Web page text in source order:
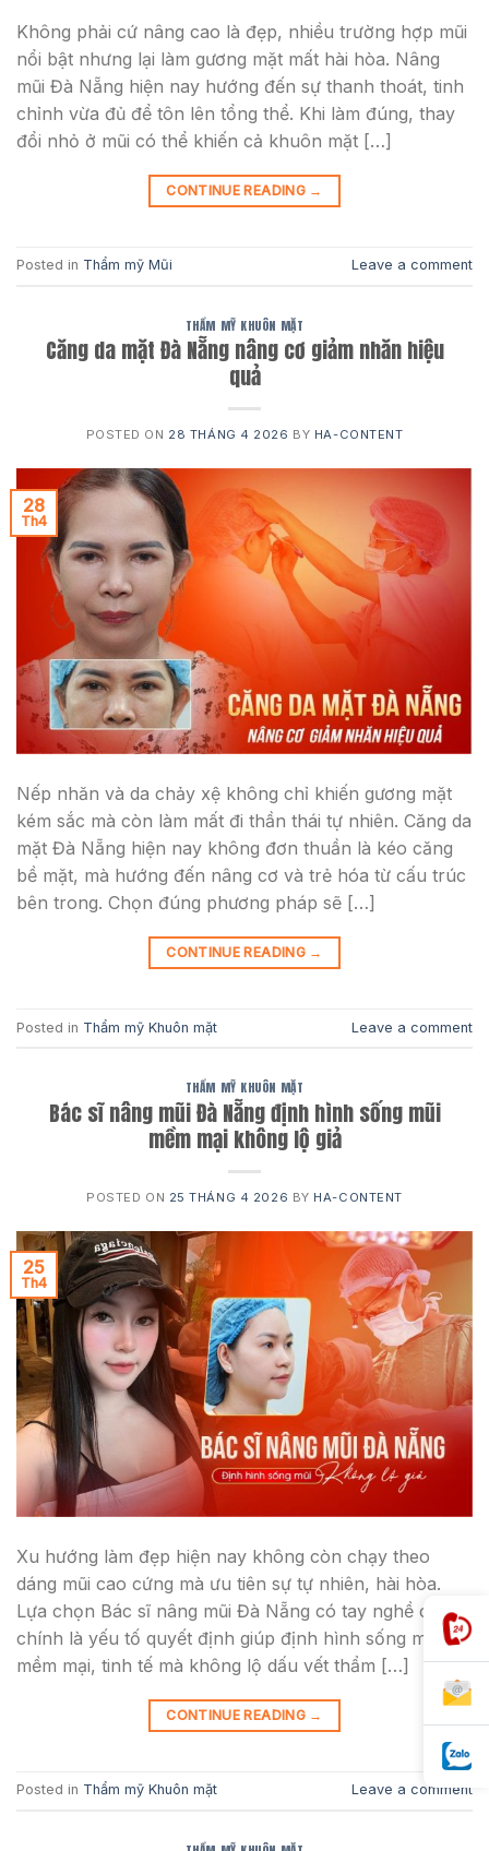
Không phải cứ nâng cao là đẹp, nhiều trường hợp mũi
nổi bật nhưng lại làm gương mặt mất hài hòa. Nâng
mũi Đà Nẵng hiện nay hướng đến sự thanh thoát, tinh
chỉnh vừa đủ để tôn lên tổng thể. Khi làm đúng, thay
đổi nhỏ ở mũi có thể khiến cả khuôn mặt […]
CONTINUE READING →
Posted in Thẩm mỹ Mũi Leave a comment
THẨM MỸ KHUÔN MẶT
Căng da mặt Đà Nẵng nâng cơ giảm nhăn hiệu
quả
POSTED ON 28 THÁNG 4 2026 BY HA-CONTENT
28
Th4
Nếp nhăn và da chảy xệ không chỉ khiến gương mặt
kém sắc mà còn làm mất đi thần thái tự nhiên. Căng da
mặt Đà Nẵng hiện nay không đơn thuần là kéo căng
bề mặt, mà hướng đến nâng cơ và trẻ hóa từ cấu trúc
bên trong. Chọn đúng phương pháp sẽ […]
CONTINUE READING →
Posted in Thẩm mỹ Khuôn mặt Leave a comment
THẨM MỸ KHUÔN MẶT
Bác sĩ nâng mũi Đà Nẵng định hình sống mũi
mềm mại không lộ giả
POSTED ON 25 THÁNG 4 2026 BY HA-CONTENT
25
Th4
Xu hướng làm đẹp hiện nay không còn chạy theo
dáng mũi cao cứng mà ưu tiên sự tự nhiên, hài hòa.
Lựa chọn Bác sĩ nâng mũi Đà Nẵng có tay nghề cao
chính là yếu tố quyết định giúp định hình sống mũi
mềm mại, tinh tế mà không lộ dấu vết thẩm […]
CONTINUE READING →
Posted in Thẩm mỹ Khuôn mặt Leave a comment